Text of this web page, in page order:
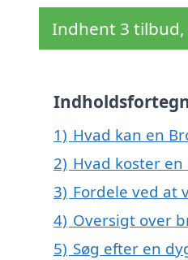
Indhent 3
1) Hvad kan en
2) Hvad koster
3) Fordele ved at
4) Oversigt over
5) Søg efter en